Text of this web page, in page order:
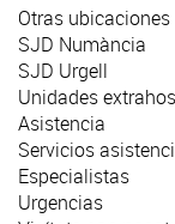
Otras ubicaciones
SJD Numància
SJD Urgell
Unidades
Asistencia
Servicios
Especialistas
Urgencias